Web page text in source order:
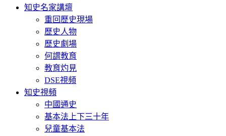
知史名家講壇
重回歷史現場
歷史人物
歷史劇場
何謂教育
教育灼見
DSE視頻
知史視頻
中國通史
基本法上下三十年
兒童基本法